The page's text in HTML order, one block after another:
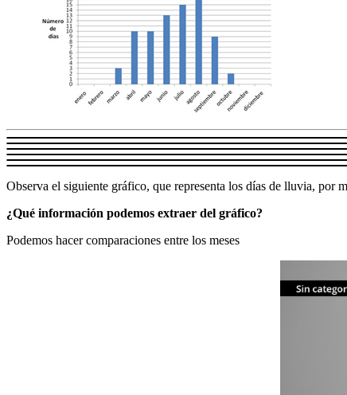
Observa el siguiente gráfico, que representa los días de lluvia, por
¿Qué información podemos extraer del gráfico?
Podemos hacer comparaciones entre los meses